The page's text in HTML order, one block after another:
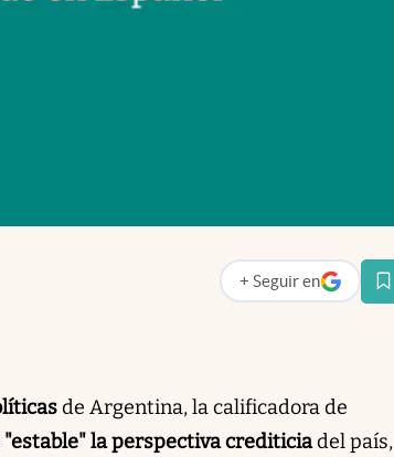
+ Seguir en
abre en nueva pestaña
de Argentina, la calificadora de
la perspectiva crediticiadel país,